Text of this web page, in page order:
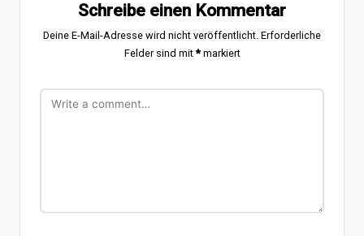
Schreibe einen Kommentar
Deine E-Mail-Adresse wird nicht veröffentlicht. Erforderliche
Felder sind mit*markiert